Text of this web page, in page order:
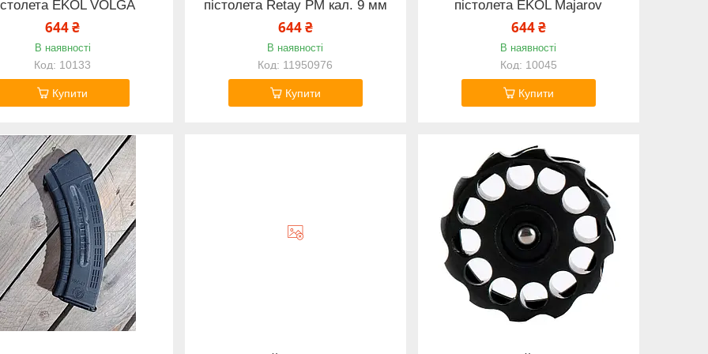
EKOL VOLGA
644 ₴
В наявності
10133
Купити
пістолета Retay PM кал. 9 мм
644 ₴
В наявності
11950976
Купити
пістолета EKOL Majarov
644 ₴
В наявності
10045
Купити